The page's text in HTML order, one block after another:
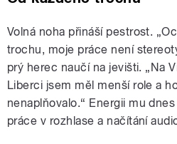
Volná noha přináší pestrost.
trochu, moje práce není
prý herec naučí na jevišti. „Na
Liberci jsem měl menší role a
nenaplňovalo.“ Energii mu
práce v rozhlase a načítání